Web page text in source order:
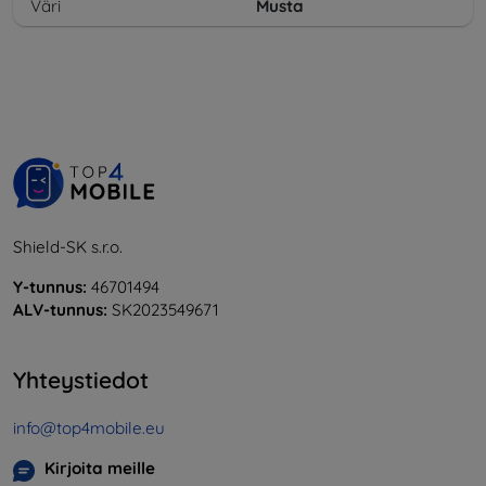
Väri
Musta
Shield-SK s.r.o.
Y-tunnus: 46701494
ALV-tunnus: SK2023549671
Yhteystiedot
info@top4mobile.eu
Kirjoita meille